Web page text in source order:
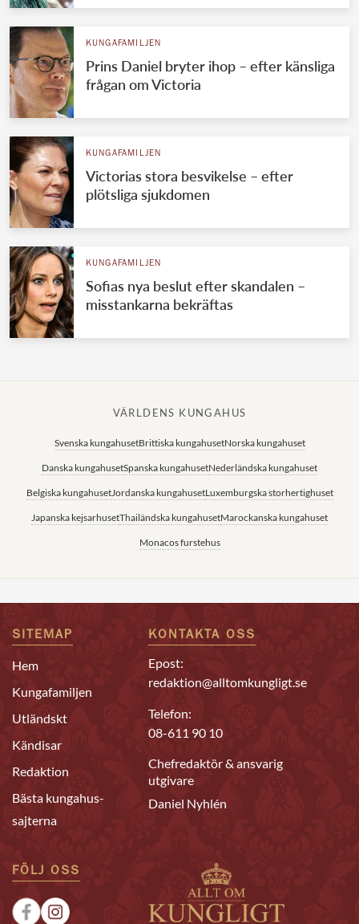
KUNGAFAMILJEN
Prins Daniel bryter ihop – efter känsliga
frågan om Victoria
KUNGAFAMILJEN
Victorias stora besvikelse – efter
plötsliga sjukdomen
KUNGAFAMILJEN
Sofias nya beslut efter skandalen –
misstankarna bekräftas
VÄRLDENS KUNGAHUS
Svenska kungahusetBrittiska kungahusetNorska kungahuset
Danska kungahusetSpanska kungahusetNederländska kungahuset
Belgiska kungahusetJordanska kungahusetLuxemburgska storhertighuset
Japanska kejsarhusetThailändska kungahusetMarockanska kungahuset
Monacos furstehus
SITEMAP
Hem
Kungafamiljen
Utländskt
Kändisar
Redaktion
Bästa kungahus-
sajterna
KONTAKTA OSS
Epost:
redaktion@alltomkungligt.se
Telefon:
08-611 90 10
Chefredaktör & ansvarig
utgivare
Daniel Nyhlén
FÖLJ OSS